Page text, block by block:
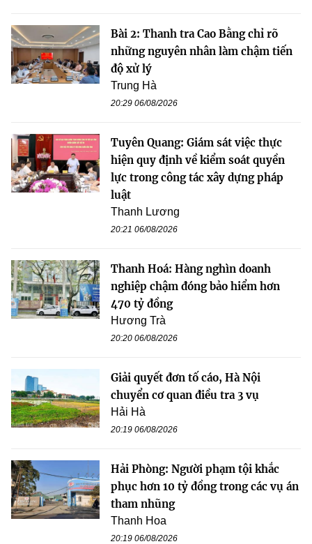
Bài 2: Thanh tra Cao Bằng chỉ rõ
những nguyên nhân làm chậm tiến
độ xử lý
Trung Hà
20:29 06/08/2026
Tuyên Quang: Giám sát việc thực
hiện quy định về kiểm soát quyền
lực trong công tác xây dựng pháp
luật
Thanh Lương
20:21 06/08/2026
Thanh Hoá: Hàng nghìn doanh
nghiệp chậm đóng bảo hiểm hơn
470 tỷ đồng
Hương Trà
20:20 06/08/2026
Giải quyết đơn tố cáo, Hà Nội
chuyển cơ quan điều tra 3 vụ
Hải Hà
20:19 06/08/2026
Hải Phòng: Người phạm tội khắc
phục hơn 10 tỷ đồng trong các vụ án
tham nhũng
Thanh Hoa
20:19 06/08/2026